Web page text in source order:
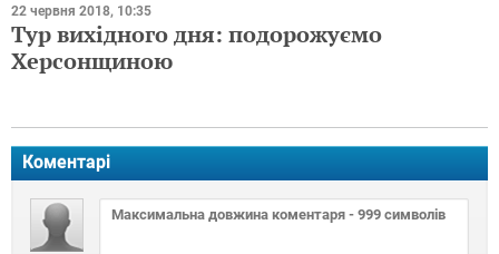
22 червня 2018, 10:35
Тур вихідного дня: подорожуємо
Херсонщиною
Коментарі